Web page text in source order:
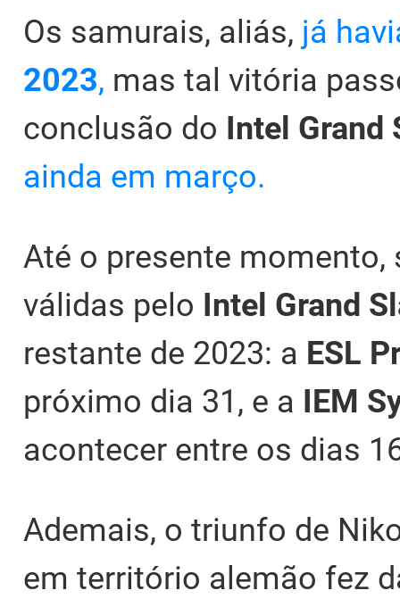
Os samurais, aliás, já
2023, mas tal vitória
conclusão do Intel Grand
ainda em março.
Até o presente
válidas pelo Intel Grand
restante de 2023: a ESL
próximo dia 31, e a IEM
acontecer entre os dias
Ademais, o triunfo de
em território alemão fez